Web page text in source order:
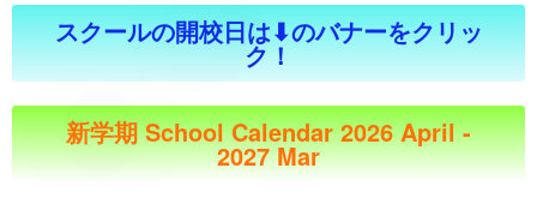
スクールの開校日は⬇︎のバナーをクリッ
ク！
新学期 School Calendar 2026 April -
2027 Mar